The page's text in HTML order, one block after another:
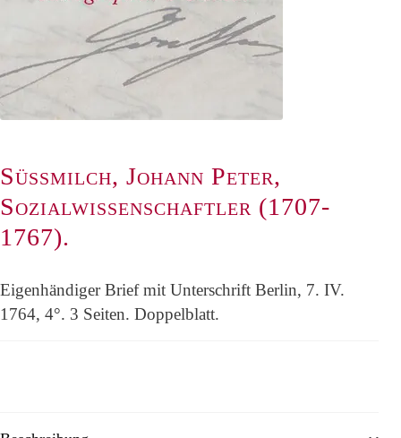
Süssmilch, Johann Peter,
Sozialwissenschaftler (1707-
1767).
Eigenhändiger Brief mit Unterschrift Berlin, 7. IV.
1764, 4°. 3 Seiten. Doppelblatt.